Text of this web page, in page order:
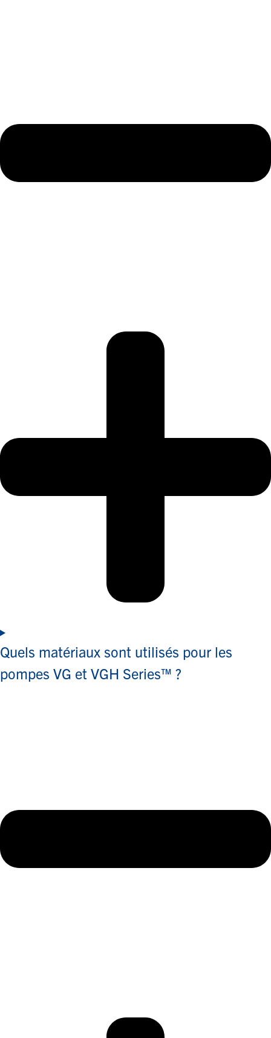
Quels matériaux sont utilisés pour les
pompes VG et VGH Series™ ?